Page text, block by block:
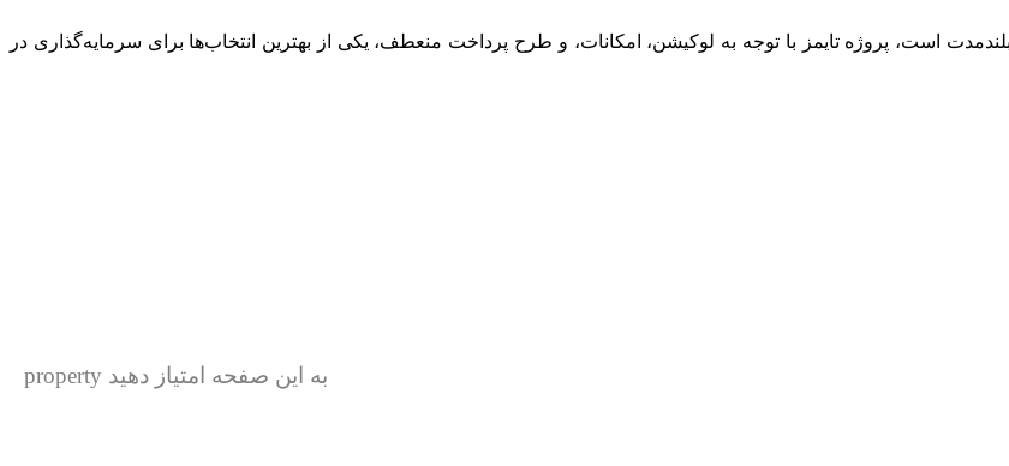
است، پروژه تایمز با توجه به لوکیشن، امکانات، و طرح پرداخت منعطف، یکی از بهترین انتخاب‌ها برای سرمایه‌گذاری در
به این صفحه امتیاز دهید property